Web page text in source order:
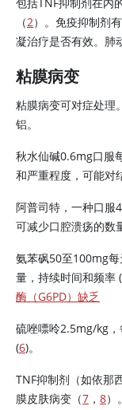
（2）。免疫抑制剂
凝治疗是否有效。肺
粘膜病变
粘膜病变可对症处理
铝。
秋水仙碱0.6mg口服
和严重程度，可能对
阿普司特，一种口服
可减少口腔溃疡的数
氨苯砜50至100mg
量，持续时间和频率 (
酶（G6PD）缺乏
硫唑嘌呤2.5mg/kg
(6)。
TNF抑制剂（如依那
膜皮肤病变（7 ， 8）